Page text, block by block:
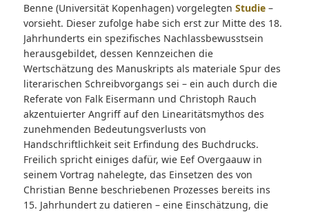
Benne (Universität Kopenhagen) vorgelegten Studie–
vorsieht. Dieser zufolge habe sich erst zur Mitte des 18.
Jahrhunderts ein spezifisches Nachlassbewusstsein
herausgebildet, dessen Kennzeichen die
Wertschätzung des Manuskripts als materiale Spur des
literarischen Schreibvorgangs sei – ein auch durch die
Referate von Falk Eisermann und Christoph Rauch
akzentuierter Angriff auf den Linearitätsmythos des
zunehmenden Bedeutungsverlusts von
Handschriftlichkeit seit Erfindung des Buchdrucks.
Freilich spricht einiges dafür, wie Eef Overgaauw in
seinem Vortrag nahelegte, das Einsetzen des von
Christian Benne beschriebenen Prozesses bereits ins
15. Jahrhundert zu datieren – eine Einschätzung, die